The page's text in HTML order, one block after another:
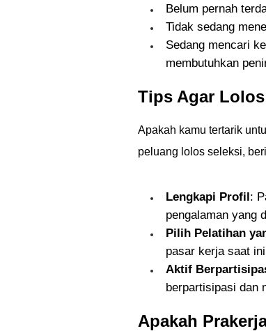
Belum pernah
Tidak sedang
Sedang mencari
membutuhkan
Tips Agar
Apakah kamu tertarik
peluang lolos seleksi,
Lengkapi Profil:
pengalaman yang
Pilih Pelatihan
pasar kerja saat
Aktif
berpartisipasi dan
Apakah